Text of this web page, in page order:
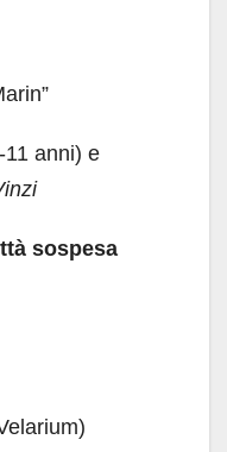
anni) e
sospesa